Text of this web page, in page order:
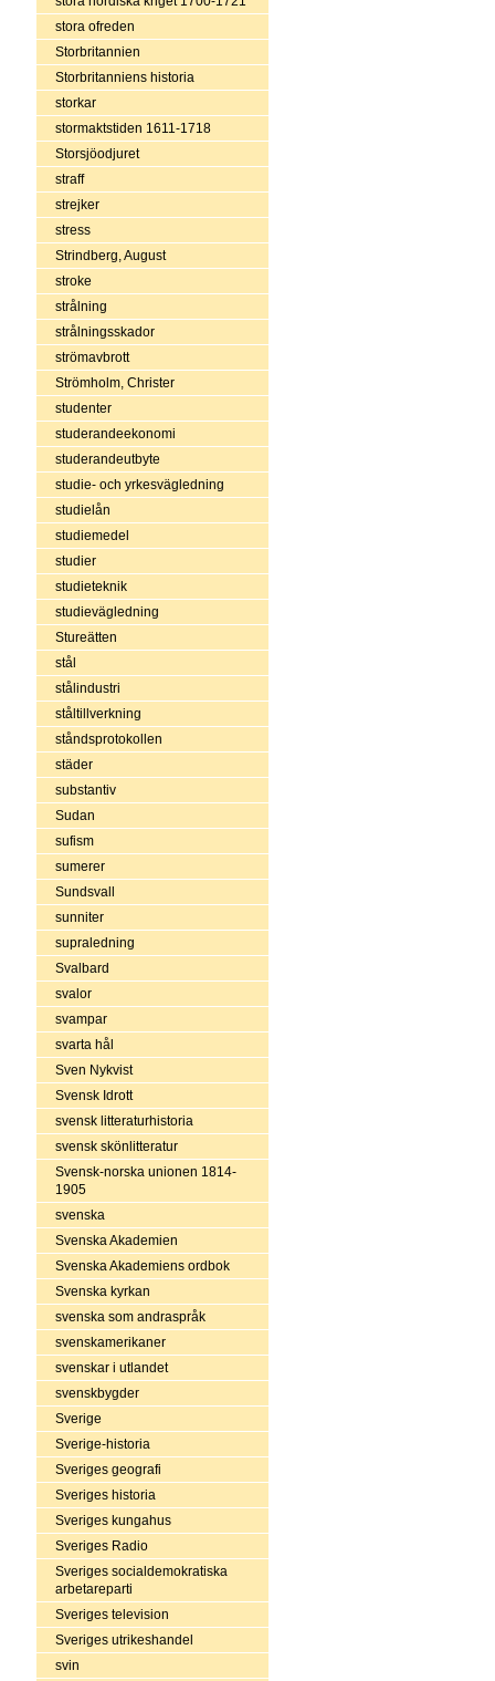
stora ofreden
Storbritannien
Storbritanniens historia
storkar
stormaktstiden 1611-1718
Storsjöodjuret
straff
strejker
stress
Strindberg, August
stroke
strålning
strålningsskador
strömavbrott
Strömholm, Christer
studenter
studerandeekonomi
studerandeutbyte
studie- och yrkesvägledning
studielån
studiemedel
studier
studieteknik
studievägledning
Stureätten
stål
stålindustri
ståltillverkning
ståndsprotokollen
städer
substantiv
Sudan
sufism
sumerer
Sundsvall
sunniter
supraledning
Svalbard
svalor
svampar
svarta hål
Sven Nykvist
Svensk Idrott
svensk litteraturhistoria
svensk skönlitteratur
Svensk-norska unionen 1814-
1905
svenska
Svenska Akademien
Svenska Akademiens ordbok
Svenska kyrkan
svenska som andraspråk
svenskamerikaner
svenskar i utlandet
svenskbygder
Sverige
Sverige-historia
Sveriges geografi
Sveriges historia
Sveriges kungahus
Sveriges Radio
Sveriges socialdemokratiska
arbetareparti
Sveriges television
Sveriges utrikeshandel
svin